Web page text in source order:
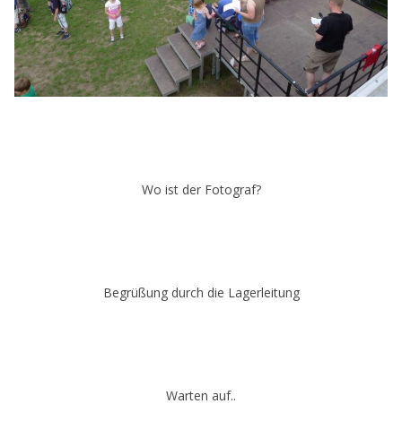
Wo ist der Fotograf?
Begrüßung durch die Lagerleitung
Warten auf..